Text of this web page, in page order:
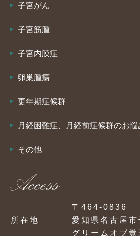
子宮がん
子宮筋腫
子宮内膜症
卵巣腫瘍
更年期症候群
月経困難症、月経前症候群のお悩
その他
所在地
〒464-0836
愛知県名古屋
グリームオブ